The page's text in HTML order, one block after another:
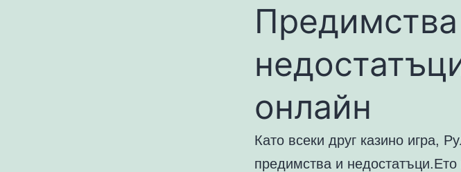
онлайн
Като всеки друг казино игра,
предимства и недостатъци.Ето